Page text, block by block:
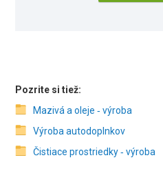
Pozrite si tiež:
Mazivá a oleje ‑ výroba
Výroba autodoplnkov
Čistiace prostriedky ‑ výroba